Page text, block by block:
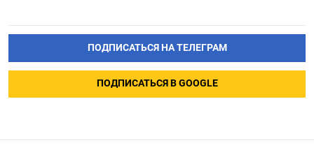
ПОДПИСАТЬСЯ НА ТЕЛЕГРАМ
ПОДПИСАТЬСЯ В GOOGLE